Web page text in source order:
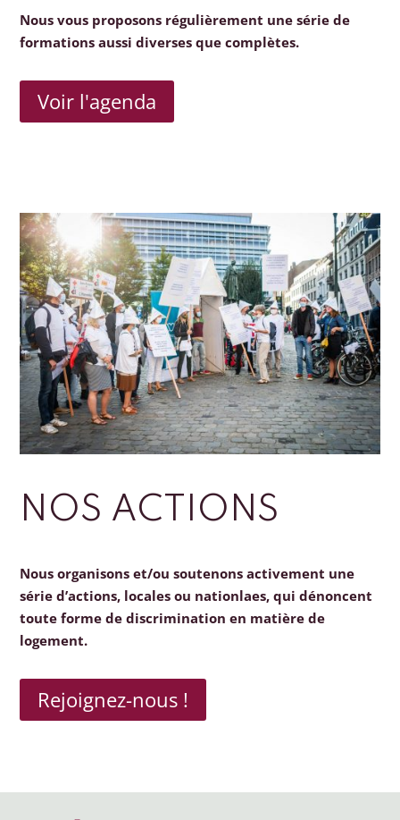
Nous vous proposons régulièrement une série de
formations aussi diverses que complètes.
Voir l'agenda
NOS ACTIONS
Nous organisons et/ou soutenons activement une
série d’actions, locales ou nationlaes, qui dénoncent
toute forme de discrimination en matière de
logement.
Rejoignez-nous !